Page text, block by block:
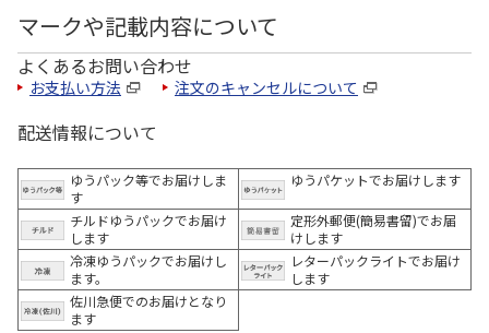
マークや記載内容について
よくあるお問い合わせ
お支払い方法 注文のキャンセルについて
配送情報について
ゆうパック等でお届けしま
す
ゆうパケットでお届けします
チルドゆうパックでお届け
します
定形外郵便(簡易書留)でお届
けします
冷凍ゆうパックでお届けし
ます。
レターパックライトでお届け
します
佐川急便でのお届けとなり
ます